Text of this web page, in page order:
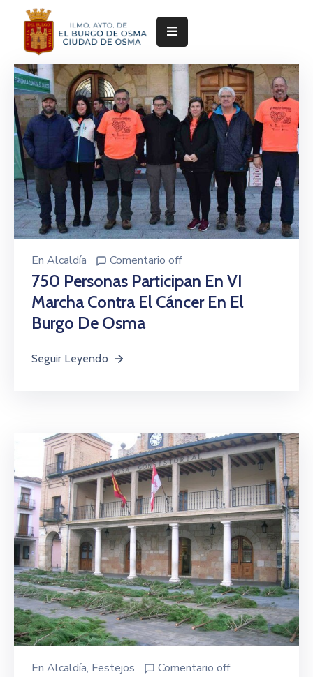
Ayuntamiento
Servicios
Festejos
Servicios
Deportivos
Cultura
y
Turismo
Trámites
administrativos
En Alcaldía Comentario off
750 Personas Participan En VI
Marcha Contra El Cáncer En El
Burgo De Osma
Seguir Leyendo
En Alcaldía‚ Festejos Comentario off